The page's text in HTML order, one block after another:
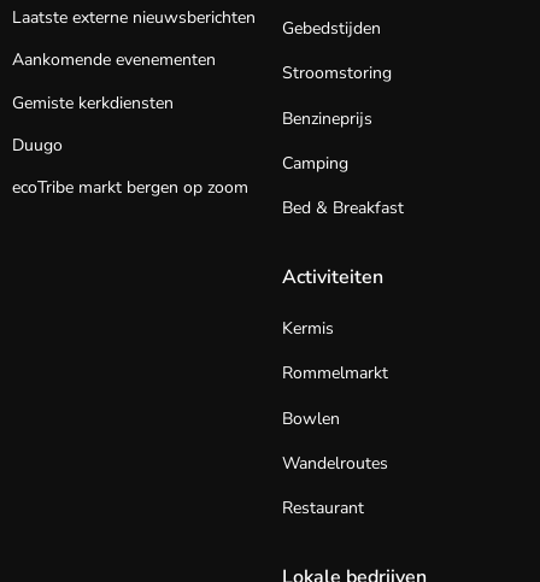
Laatste externe nieuwsberichten
Aankomende evenementen
Gemiste kerkdiensten
Duugo
ecoTribe markt bergen op zoom
Gebedstijden
Stroomstoring
Benzineprijs
Camping
Bed & Breakfast
Activiteiten
Kermis
Rommelmarkt
Bowlen
Wandelroutes
Restaurant